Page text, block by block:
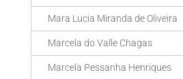
Mara Lucia Miranda de Oliveira
Marcela do Valle Chagas
Marcela Pessanha Henriques